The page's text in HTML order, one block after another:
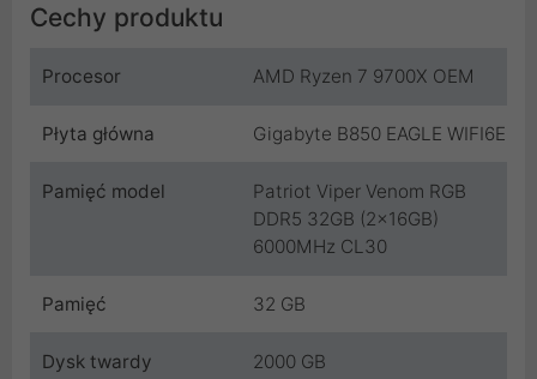
Cechy produktu
Procesor AMD Ryzen 7 9700X OEM
Płyta główna Gigabyte B850 EAGLE WIFI6E
Pamięć model
Patriot Viper Venom RGB
DDR5 32GB (2x16GB)
6000MHz CL30
Pamięć 32 GB
Dysk twardy 2000 GB